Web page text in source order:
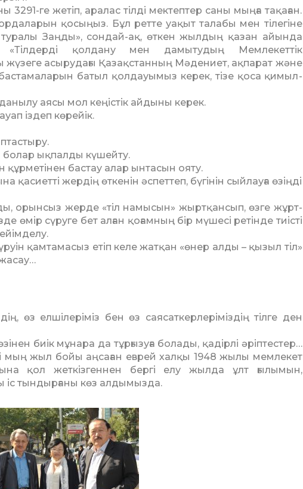
ге жетіп, аралас тіл­ді мектептер саны мыңға та­қа­ған.
қосыңыз. Бұл ретте уақыт талабы мен тілегі­не
туралы Заңды», сондай-ақ, өткен жылдың қазан айында
«Тілдерді қол­дану мен дамытудың Мем­ле­кет­тік
жүзеге асырудағы Қа­зақ­станның Мәде­ниет, ақпарат жә­не
баста­маларын батыл қол­дауымыз керек, тізе қоса қимыл­
аясы мол кеңіс­тік айдыны керек.
іздеп көрейік.
болар ықпалды күшей­ту.
құрметінен бастау алар ынтасын ояту.
жердің өткенін әспеттеп, бүгінін сыйлауға өзіңді
орынсыз жерде «тіл на­мысын» жыртқансып, өзге жұрт­
өмір сүруге бет алған қоғам­ның бір мүшесі ретінде тиісті
қамтамасыз етіп келе жатқан «өнер алды – қызыл тіл»
өз елшілеріміз бен өз сая­саткерлеріміздің тілге ден
биік мұнара да тұр­ғызуға болады, қадірлі әріптестер…
мың жыл бойы аңсаған ев­рей халқы 1948 жылы мемлекет
қол жеткізгеннен бергі елу жыл­да ұлт ғылымын,
іс тын­дыр­ғаны көз алдымызда.